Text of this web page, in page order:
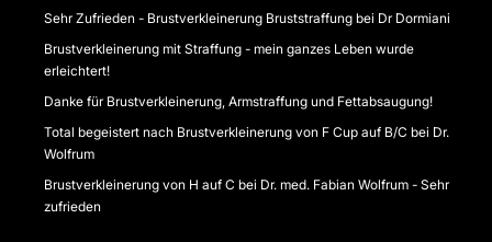
Sehr Zufrieden - Brustverkleinerung Bruststraffung bei Dr Dormiani
Brustverkleinerung mit Straffung - mein ganzes Leben wurde
erleichtert!
Danke für Brustverkleinerung, Armstraffung und Fettabsaugung!
Total begeistert nach Brustverkleinerung von F Cup auf B/C bei Dr.
Wolfrum
Brustverkleinerung von H auf C bei Dr. med. Fabian Wolfrum - Sehr
zufrieden